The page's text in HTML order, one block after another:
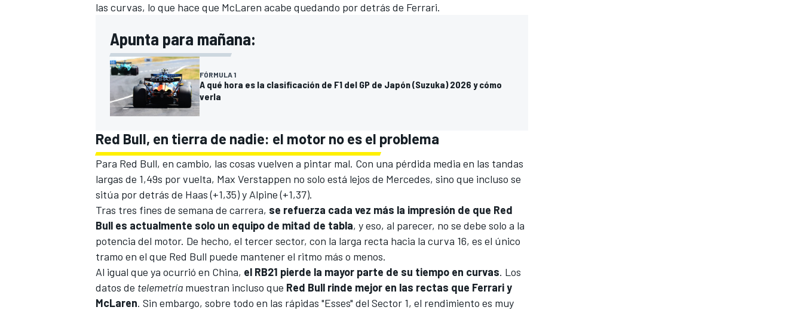
las curvas, lo que hace que McLaren acabe quedando por detrás de Ferrari.
Apunta para mañana:
FÓRMULA 1
A qué hora es la clasificación de F1 del GP de Japón (Suzuka) 2026 y cómo
verla
Red Bull, en tierra de nadie: el motor no es el problema
Para Red Bull, en cambio, las cosas vuelven a pintar mal. Con una pérdida media en las tandas
largas de 1,49s por vuelta, Max Verstappen no solo está lejos de Mercedes, sino que incluso se
sitúa por detrás de Haas(+1,35) y Alpine(+1,37).
Tras tres fines de semana de carrera, se refuerza cada vez más la impresión de que Red
Bull es actualmente solo un equipo de mitad de tabla, y eso, al parecer, no se debe solo a la
potencia del motor. De hecho, el tercer sector, con la larga recta hacia la curva 16, es el único
tramo en el que Red Bull puede mantener el ritmo más o menos.
Al igual que ya ocurrió en China, el RB21 pierde la mayor parte de su tiempo en curvas. Los
datos de telemetría muestran incluso que Red Bull rinde mejor en las rectas que Ferrari y
McLaren. Sin embargo, sobre todo en las rápidas "Esses" del Sector 1, el rendimiento es muy